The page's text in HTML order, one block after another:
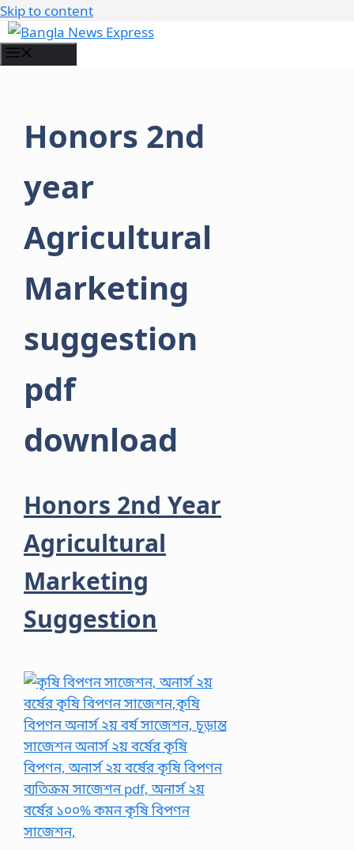
Skip to content
Honors 2nd
year
Agricultural
Marketing
suggestion
pdf
download
Honors 2nd Year
Agricultural
Marketing
Suggestion